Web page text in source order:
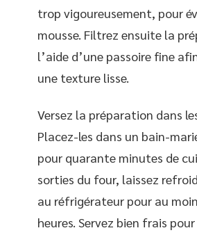
trop vigoureusement, pour
mousse. Filtrez ensuite la
l’aide d’une passoire fine
une texture lisse.
Versez la préparation dans
Placez-les dans un bain-
pour quarante minutes de
sorties du four, laissez
au réfrigérateur pour au
heures. Servez bien frais